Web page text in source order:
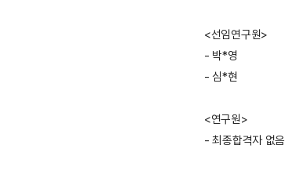
<선임연구원>
- 박*영
- 심*현
<연구원>
- 최종합격자 없음